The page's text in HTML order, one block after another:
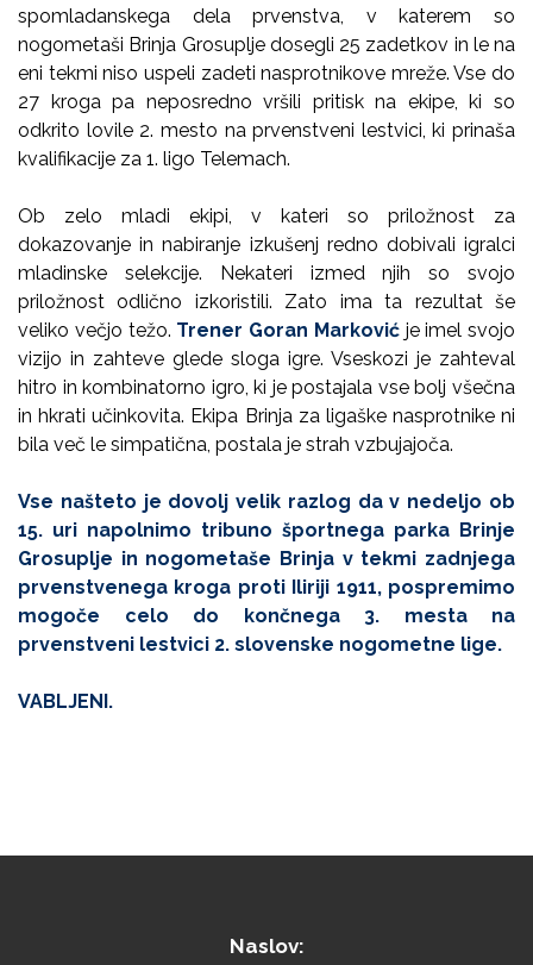
spomladanskega dela prvenstva, v katerem so
nogometaši Brinja Grosuplje dosegli 25 zadetkov in le na
eni tekmi niso uspeli zadeti nasprotnikove mreže. Vse do
27 kroga pa neposredno vršili pritisk na ekipe, ki so
odkrito lovile 2. mesto na prvenstveni lestvici, ki prinaša
kvalifikacije za 1. ligo Telemach.
Ob zelo mladi ekipi, v kateri so priložnost za
dokazovanje in nabiranje izkušenj redno dobivali igralci
mladinske selekcije. Nekateri izmed njih so svojo
priložnost odlično izkoristili. Zato ima ta rezultat še
veliko večjo težo. Trener Goran Markovićje imel svojo
vizijo in zahteve glede sloga igre. Vseskozi je zahteval
hitro in kombinatorno igro, ki je postajala vse bolj všečna
in hkrati učinkovita. Ekipa Brinja za ligaške nasprotnike ni
bila več le simpatična, postala je strah vzbujajoča.
Vse našteto je dovolj velik razlog da v nedeljo ob
15. uri napolnimo tribuno športnega parka Brinje
Grosuplje in nogometaše Brinja v tekmi zadnjega
prvenstvenega kroga proti Iliriji 1911, pospremimo
mogoče celo do končnega 3. mesta na
prvenstveni lestvici 2. slovenske nogometne lige.
VABLJENI.
Naslov: